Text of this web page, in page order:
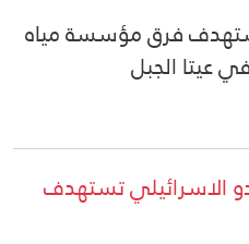
فرق مؤسسة مياه
عيتا الجبل
الاسرائيلي تستهدف